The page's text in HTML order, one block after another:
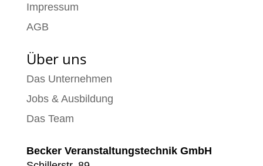
Impressum
AGB
Über uns
Das Unternehmen
Jobs & Ausbildung
Das Team
Becker Veranstaltungstechnik GmbH